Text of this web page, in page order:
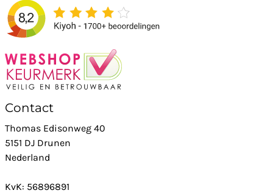
Contact
Thomas Edisonweg 40
5151 DJ Drunen
Nederland
KvK: 56896891